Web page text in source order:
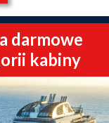
darmowe
kabiny